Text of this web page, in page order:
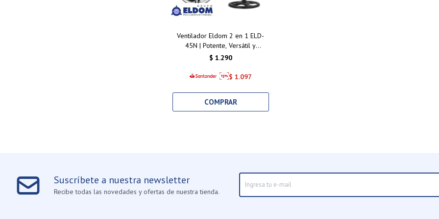
Ventilador Eldom 2 en 1 ELD-
45N | Potente, Versátil y
Ajustable
$ 1.290
$ 1.097
Suscríbete a nuestra newsletter
Recibe todas las novedades y ofertas de nuestra tienda.